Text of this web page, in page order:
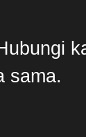
sama.